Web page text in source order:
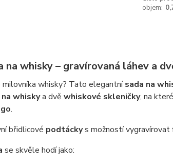
objem:
na whisky – gravírovaná láhev a
whisky? Tato elegantnísada na
whiskya dvě whiskové skleničky, na
.
břidlicové podtáckys možností
se skvěle hodí jako: